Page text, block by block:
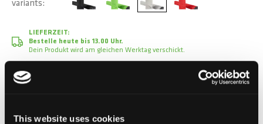
This website uses cookies
variants
LIEFERZEIT:
Bestelle heute bis 13.00 Uhr.
Dein Produkt wird am gleichen Werktag verschickt.